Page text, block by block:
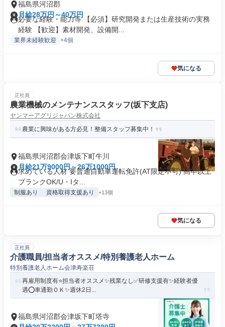
福島県河沼郡
月給28万円～40万円
必要な経験・能力等 【必須】研究開発または生産技術の実務
経験 【歓迎】素材開発、設備開...
業界未経験歓迎 +4個
気になる
正社員
農業機械のメンテナンススタッフ(坂下支店)
ヤンマーアグリジャパン株式会社
農業に興味がある方必見！整備スタッフ募集中！
福島県河沼郡会津坂下町牛川
月給21万9000円～26万1000円
求めている人材 要普通自動車運転免許(AT限定不可) 高卒以上
ブランクOK/U・Iタ...
制服あり 資格取得支援あり +13個
気になる
正社員
介護職員/担当者オススメ/特別養護老人ホーム
特別養護老人ホーム会津寿楽荘
再雇用制度有⭐️担当者オススメ✨残業なし✅️研修支援有✨経験者優
遇⭕️車通勤ＯＫ✨週休2日...
福島県河沼郡会津坂下町塔寺